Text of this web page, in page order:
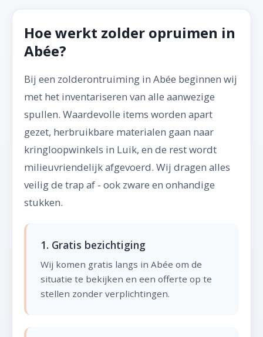
Hoe werkt zolder opruimen in
Abée?
Bij een zolderontruiming in Abée beginnen wij
met het inventariseren van alle aanwezige
spullen. Waardevolle items worden apart
gezet, herbruikbare materialen gaan naar
kringloopwinkels in Luik, en de rest wordt
milieuvriendelijk afgevoerd. Wij dragen alles
veilig de trap af - ook zware en onhandige
stukken.
1. Gratis bezichtiging
Wij komen gratis langs in Abée om de
situatie te bekijken en een offerte op te
stellen zonder verplichtingen.